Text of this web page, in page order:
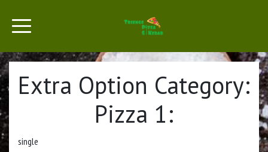
Extra Option Category:
Pizza 1:
single